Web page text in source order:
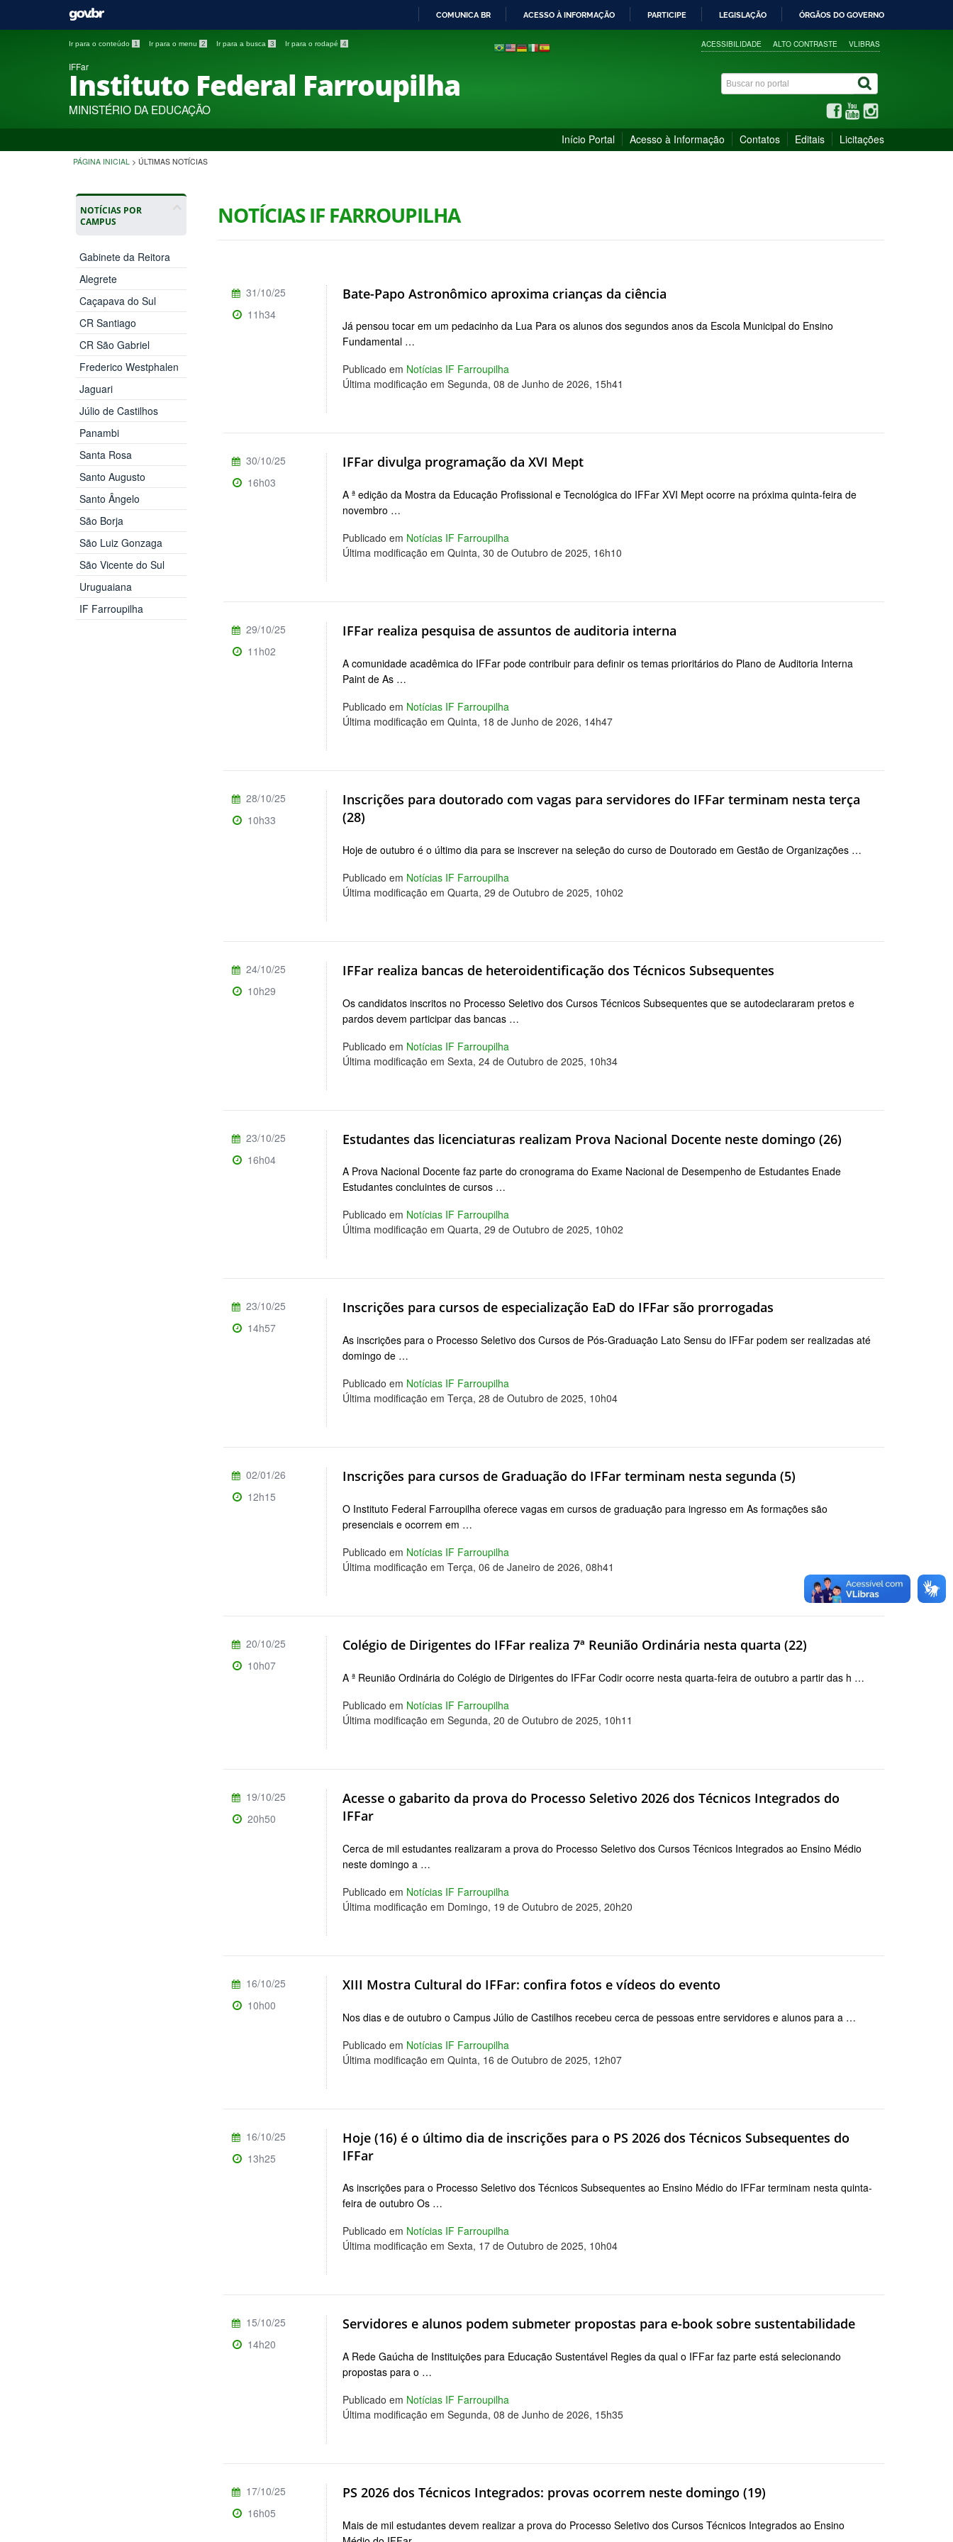
PARA
COMUNICA BR ACESSO À INFORMAÇÃO PARTICIPE LEGISLAÇÃO ÓRGÃOS DO GOVERNO
Ir para o conteúdo 1 Ir para o menu 2 Ir para a busca 3 Ir para o rodapé 4 ACESSIBILIDADE ALTO CONTRASTE VLIBRAS
IFFar
Instituto Federal Farroupilha
MINISTÉRIO DA EDUCAÇÃO
Início Portal Acesso à Informação Contatos Editais Licitações
PÁGINA INICIAL > ÚLTIMAS NOTÍCIAS
NOTÍCIAS POR
CAMPUS
Gabinete da Reitora
Alegrete
Caçapava do Sul
CR Santiago
CR São Gabriel
Frederico Westphalen
Jaguari
Júlio de Castilhos
Panambi
Santa Rosa
Santo Augusto
Santo Ângelo
São Borja
São Luiz Gonzaga
São Vicente do Sul
Uruguaiana
IF Farroupilha
NOTÍCIAS IF FARROUPILHA
Bate-Papo Astronômico aproxima crianças da ciência
Já pensou tocar em um pedacinho da Lua Para os alunos dos segundos anos da Escola Municipal do Ensino
Fundamental …
Publicado em Notícias IF Farroupilha
Última modificação em Segunda, 08 de Junho de 2026, 15h41
31/10/25
11h34
IFFar divulga programação da XVI Mept
A ª edição da Mostra da Educação Profissional e Tecnológica do IFFar XVI Mept ocorre na próxima quinta-feira de
novembro …
Publicado em Notícias IF Farroupilha
Última modificação em Quinta, 30 de Outubro de 2025, 16h10
30/10/25
16h03
IFFar realiza pesquisa de assuntos de auditoria interna
A comunidade acadêmica do IFFar pode contribuir para definir os temas prioritários do Plano de Auditoria Interna
Paint de As …
Publicado em Notícias IF Farroupilha
Última modificação em Quinta, 18 de Junho de 2026, 14h47
29/10/25
11h02
Inscrições para doutorado com vagas para servidores do IFFar terminam nesta terça
(28)
Hoje de outubro é o último dia para se inscrever na seleção do curso de Doutorado em Gestão de Organizações …
Publicado em Notícias IF Farroupilha
Última modificação em Quarta, 29 de Outubro de 2025, 10h02
28/10/25
10h33
IFFar realiza bancas de heteroidentificação dos Técnicos Subsequentes
Os candidatos inscritos no Processo Seletivo dos Cursos Técnicos Subsequentes que se autodeclararam pretos e
pardos devem participar das bancas …
Publicado em Notícias IF Farroupilha
Última modificação em Sexta, 24 de Outubro de 2025, 10h34
24/10/25
10h29
Estudantes das licenciaturas realizam Prova Nacional Docente neste domingo (26)
A Prova Nacional Docente faz parte do cronograma do Exame Nacional de Desempenho de Estudantes Enade
Estudantes concluintes de cursos …
Publicado em Notícias IF Farroupilha
Última modificação em Quarta, 29 de Outubro de 2025, 10h02
23/10/25
16h04
Inscrições para cursos de especialização EaD do IFFar são prorrogadas
As inscrições para o Processo Seletivo dos Cursos de Pós-Graduação Lato Sensu do IFFar podem ser realizadas até
domingo de …
Publicado em Notícias IF Farroupilha
Última modificação em Terça, 28 de Outubro de 2025, 10h04
23/10/25
14h57
Inscrições para cursos de Graduação do IFFar terminam nesta segunda (5)
O Instituto Federal Farroupilha oferece vagas em cursos de graduação para ingresso em As formações são
presenciais e ocorrem em …
Publicado em Notícias IF Farroupilha
Última modificação em Terça, 06 de Janeiro de 2026, 08h41
02/01/26
12h15
Colégio de Dirigentes do IFFar realiza 7ª Reunião Ordinária nesta quarta (22)
A ª Reunião Ordinária do Colégio de Dirigentes do IFFar Codir ocorre nesta quarta-feira de outubro a partir das h …
Publicado em Notícias IF Farroupilha
Última modificação em Segunda, 20 de Outubro de 2025, 10h11
20/10/25
10h07
Acesse o gabarito da prova do Processo Seletivo 2026 dos Técnicos Integrados do
IFFar
Cerca de mil estudantes realizaram a prova do Processo Seletivo dos Cursos Técnicos Integrados ao Ensino Médio
neste domingo a …
Publicado em Notícias IF Farroupilha
Última modificação em Domingo, 19 de Outubro de 2025, 20h20
19/10/25
20h50
XIII Mostra Cultural do IFFar: confira fotos e vídeos do evento
Nos dias e de outubro o Campus Júlio de Castilhos recebeu cerca de pessoas entre servidores e alunos para a …
Publicado em Notícias IF Farroupilha
Última modificação em Quinta, 16 de Outubro de 2025, 12h07
16/10/25
10h00
Hoje (16) é o último dia de inscrições para o PS 2026 dos Técnicos Subsequentes do
IFFar
As inscrições para o Processo Seletivo dos Técnicos Subsequentes ao Ensino Médio do IFFar terminam nesta quinta-
feira de outubro Os …
Publicado em Notícias IF Farroupilha
Última modificação em Sexta, 17 de Outubro de 2025, 10h04
16/10/25
13h25
Servidores e alunos podem submeter propostas para e-book sobre sustentabilidade
A Rede Gaúcha de Instituições para Educação Sustentável Regies da qual o IFFar faz parte está selecionando
propostas para o …
Publicado em Notícias IF Farroupilha
Última modificação em Segunda, 08 de Junho de 2026, 15h35
15/10/25
14h20
PS 2026 dos Técnicos Integrados: provas ocorrem neste domingo (19)
Mais de mil estudantes devem realizar a prova do Processo Seletivo dos Cursos Técnicos Integrados ao Ensino
17/10/25
16h05